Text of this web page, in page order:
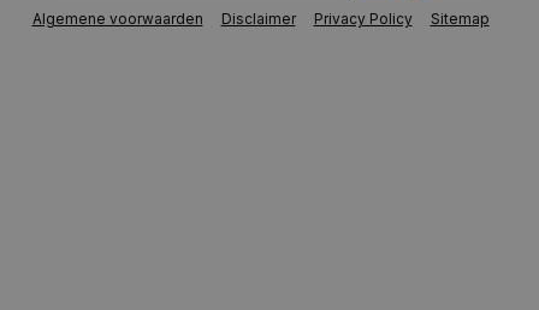
Algemene voorwaarden Disclaimer Privacy Policy Sitemap
Strikt noodzakelijk Prestatie
Targeting